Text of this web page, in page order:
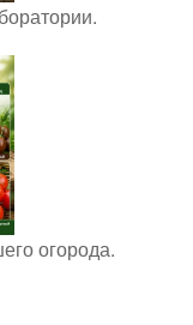
огорода.